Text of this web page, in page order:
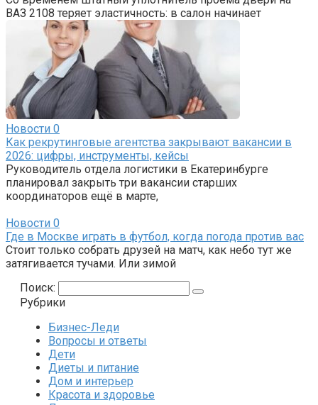
ВАЗ 2108 теряет эластичность: в салон начинает
Новости 0
Как рекрутинговые агентства закрывают вакансии в
2026: цифры, инструменты, кейсы
Руководитель отдела логистики в Екатеринбурге
планировал закрыть три вакансии старших
координаторов ещё в марте,
Новости 0
Где в Москве играть в футбол, когда погода против вас
Стоит только собрать друзей на матч, как небо тут же
затягивается тучами. Или зимой
Поиск:
Рубрики
Бизнес-Леди
Вопросы и ответы
Дети
Диеты и питание
Дом и интерьер
Красота и здоровье